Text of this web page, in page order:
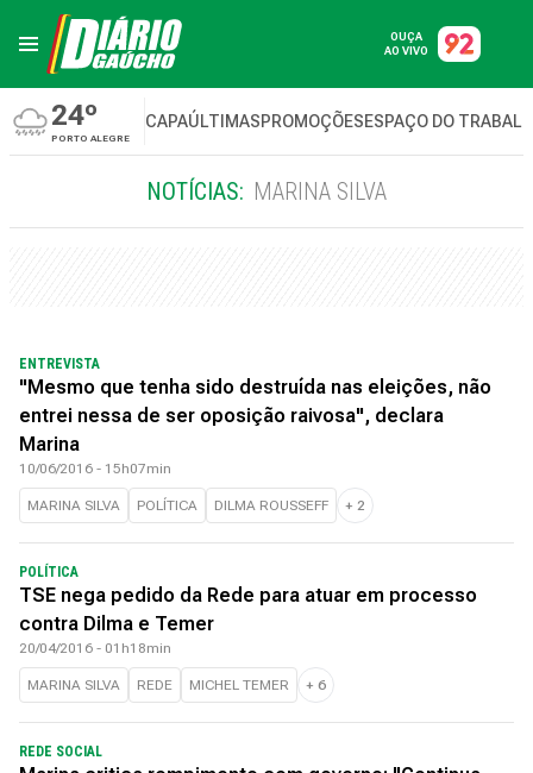
OUÇA
AO VIVO
24º
PORTO ALEGRE
CAPAÚLTIMASPROMOÇÕESESPAÇO DO
NOTÍCIAS: MARINA SILVA
ENTREVISTA
"Mesmo que tenha sido destruída nas eleições, não
entrei nessa de ser oposição raivosa", declara
Marina
10/06/2016 - 15h07min
MARINA SILVA POLÍTICA DILMA ROUSSEFF + 2
POLÍTICA
TSE nega pedido da Rede para atuar em processo
contra Dilma e Temer
20/04/2016 - 01h18min
MARINA SILVA REDE MICHEL TEMER + 6
REDE SOCIAL